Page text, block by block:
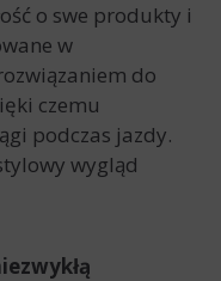
o swe produkty i
w
do
czemu
podczas jazdy.
wygląd